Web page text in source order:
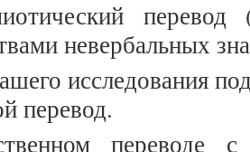
перевод
невербальных
исследования
перевод.
переводе